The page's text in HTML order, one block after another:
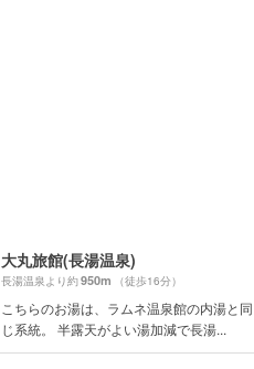
大丸旅館(長湯温泉)
長湯温泉より約950m （徒歩16分）
こちらのお湯は、ラムネ温泉館の内湯と同
じ系統。 半露天がよい湯加減で長湯...